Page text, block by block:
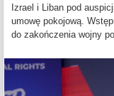
Izrael i Liban pod
umowę pokojową.
do zakończenia wojny